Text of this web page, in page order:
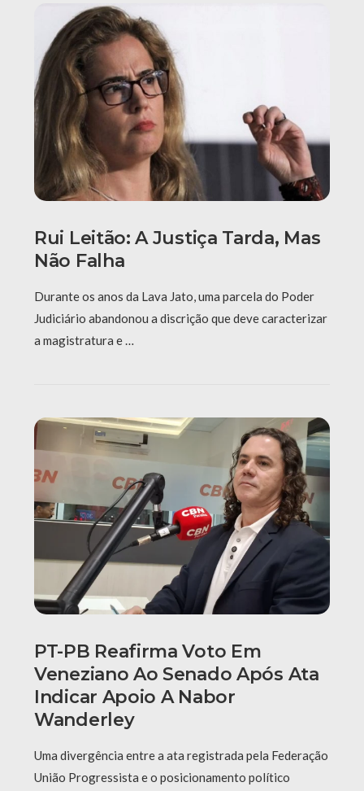
Rui Leitão: A Justiça Tarda, Mas
Não Falha
Durante os anos da Lava Jato, uma parcela do Poder
Judiciário abandonou a discrição que deve caracterizar
a magistratura e …
PT-PB Reafirma Voto Em
Veneziano Ao Senado Após Ata
Indicar Apoio A Nabor
Wanderley
Uma divergência entre a ata registrada pela Federação
União Progressista e o posicionamento político